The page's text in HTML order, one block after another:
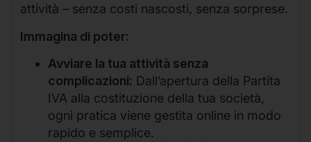
attività – senza costi nascosti, senza sorprese.
Immagina di poter:
Avviare la tua attività senza
complicazioni: Dall’apertura della Partita
IVA alla costituzione della tua società,
ogni pratica viene gestita online in modo
rapido e semplice.